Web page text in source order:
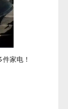
家电！